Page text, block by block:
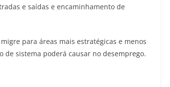
e saídas e encaminhamento de
para áreas mais estratégicas e menos
de sistema poderá causar no desemprego.